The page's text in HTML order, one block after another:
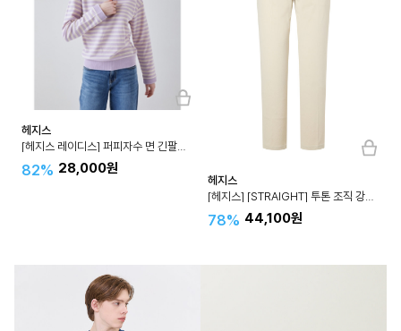
헤지스
[헤지스 레이디스] 퍼피자수 면 긴팔카라티셔츠 HSTS3A110
82% 28,000원
헤지스
[헤지스] [STRAIGHT] 투톤 조직 강연 팬츠 HZPA4B330
78% 44,100원